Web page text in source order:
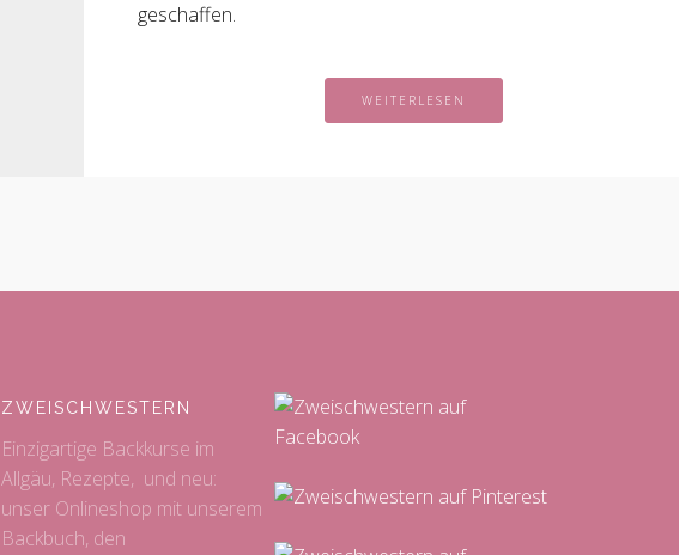
geschaffen.
WEITERLESEN
ZWEISCHWESTERN
Einzigartige Backkurse im
Allgäu, Rezepte, und neu:
unser Onlineshop mit unserem
Backbuch, den